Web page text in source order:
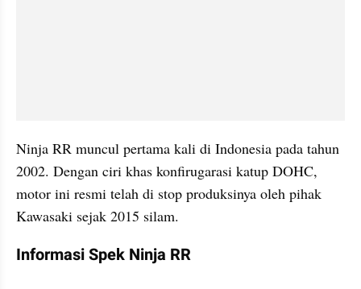
Ninja RR muncul pertama kali di Indonesia pada tahun
2002. Dengan ciri khas konfirugarasi katup DOHC,
motor ini resmi telah di stop produksinya oleh pihak
Kawasaki sejak 2015 silam.
Informasi Spek Ninja RR